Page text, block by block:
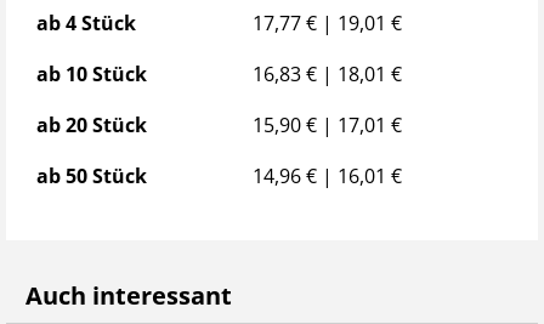
Staffelpreise
ab 4 Stück
17,77 € | 19,01 €
ab 10 Stück
16,83 € | 18,01 €
ab 20 Stück
15,90 € | 17,01 €
ab 50 Stück
14,96 € | 16,01 €
Auch interessant